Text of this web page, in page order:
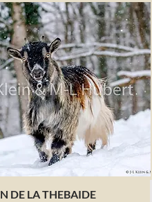
DE LA THEBAIDE